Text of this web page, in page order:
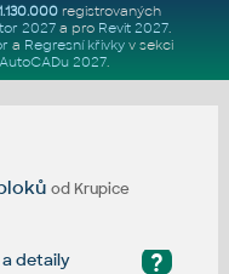
registrovaných
2027a pro Revit 2027.
a Regresní křivkyv sekci
2027.
od Krupice
?
a detaily